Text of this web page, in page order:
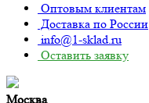
Оптовым клиентам
Доставка по России
info@1-sklad.ru
Оставить заявку
Москва